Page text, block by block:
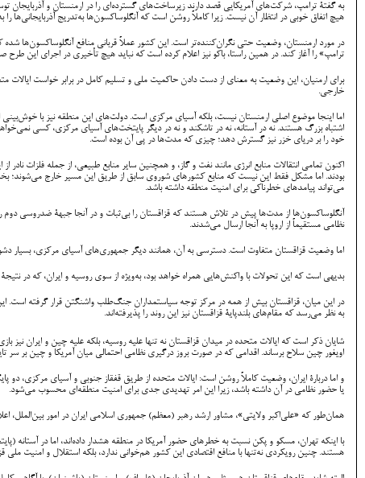
به گفتۀ ترامپ، شرکت‌های آمریکایی قصد دارند زیرساخت‌های گسترده‌ای را در ارمنستان و آذربایجان
هیچ اتفاق خوبی در انتظار آن نیست. زیرا کاملاً روشن است که آنگلوساکسون‌ها به‌تدریج آذربایجانی‌ها
در مورد ارمنستان، وضعیت حتی نگران‌کننده‌تر است. این کشور عملاً قربانی منافع آنگلوساکسون‌ها
ترامپ» را آغاز کند. در همین راستا، باکو نیز اعلام کرده است که نباید هیچ تأخیری در اجرای این
برای ارمنیان، این وضعیت به معنای از دست دادن حاکمیت ملی و تسلیم کامل در برابر خواست
خارجی.
اما اینجا موضوع اصلی ارمنستان نیست، بلکه آسیای مرکزی است. دولت‌های این منطقه نیز با خوش‌بینی
اشتباه بزرگ هستند. نه در آستانه، نه در تاشکند و نه در دیگر پایتخت‌های آسیای مرکزی، کسی
خود را بر دریای خزر نیز گسترش دهد؛ چیزی که مدت‌ها در پی آن بوده است.
اکنون تمامی انتقالات منابع انرژی مانند نفت و گاز، و همچنین سایر منابع طبیعی، از جمله فلزات
بودند. اما مشکل فقط این نیست که منابع کشورهای شوروی سابق از طریق این مسیر خارج می‌شوند؛
می‌تواند پیامدهای خطرناکی برای امنیت منطقه داشته باشد.
آنگلوساکسون‌ها از مدت‌ها پیش در تلاش هستند که قزاقستان را بی‌ثبات و در آنجا جبهۀ ضدروسی
نظامی مستقیماً از اروپا به آنجا ارسال می‌شدند.
اما وضعیت قزاقستان متفاوت است. دسترسی به آن، همانند دیگر جمهوری‌های آسیای مرکزی، بسیار
بدیهی است که این تحولات با واکنش‌هایی همراه خواهد بود، به‌ویژه از سوی روسیه و ایران، که در
در این میان، قزاقستان بیش از همه در مرکز توجه سیاستمداران جنگ‌طلب واشنگتن قرار گرفته است.
به نظر می‌رسد که مقام‌های بلندپایۀ قزاقستان نیز این روند را پذیرفته‌اند.
شایان ذکر است که ایالات متحده در میدان قزاقستان نه تنها علیه روسیه، بلکه علیه چین و ایران
اویغور چین سلاح برساند. اقدامی که در صورت بروز درگیری نظامی احتمالی میان آمریکا و چین بر سر
و اما دربارۀ ایران، وضعیت کاملاً روشن است: ایالات متحده از طریق قفقاز جنوبی و آسیای مرکزی، دو
یا حضور نظامی در آن داشته باشد، زیرا این امر تهدیدی جدی برای امنیت منطقه‌ای محسوب می‌شود.
همان‌طور که «علی‌اکبر ولایتی»، مشاور ارشد رهبر (معظم) جمهوری اسلامی ایران در امور بین‌الملل، اعلام کرده است، ایدۀ «اجارۀ» دالان زنگزور به آمریکا برای ۹۹ سال
با اینکه تهران، مسکو و پکن نسبت به خطرهای حضور آمریکا در منطقه هشدار داده‌اند، اما در آستانه
هستند. چنین رویکردی نه‌تنها با منافع اقتصادی این کشور هم‌خوانی ندارد، بلکه استقلال و امنیت ملی